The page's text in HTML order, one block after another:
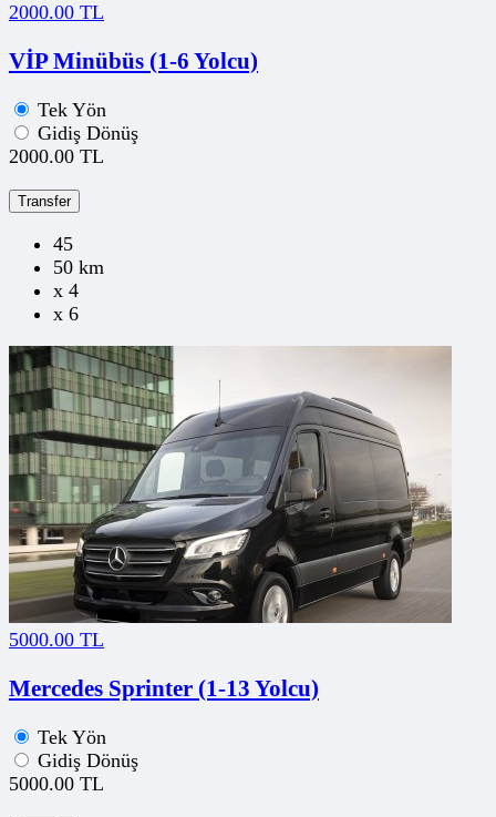
2000.00 TL
VİP Minübüs (1-6 Yolcu)
Tek Yön
Gidiş Dönüş
2000.00 TL
Transfer
45
50 km
x 4
x 6
5000.00 TL
Mercedes Sprinter (1-13 Yolcu)
Tek Yön
Gidiş Dönüş
5000.00 TL